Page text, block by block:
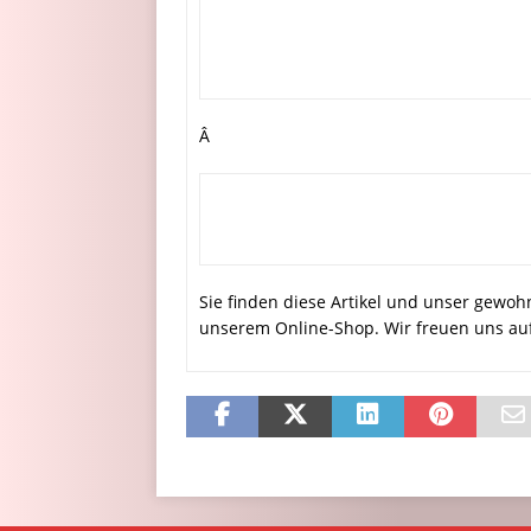
Â
Sie finden diese Artikel und unser
unserem Online-Shop. Wir freuen uns